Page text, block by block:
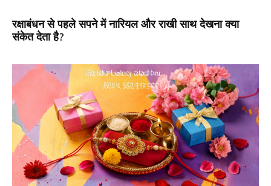
रक्षाबंधन से पहले सपने में नारियल और राखी साथ देखना क्या
संकेत देता है?